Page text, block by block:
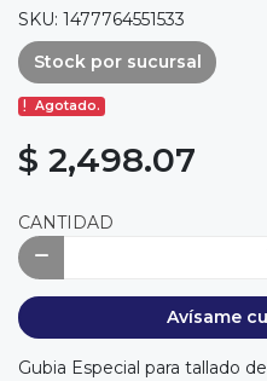
SKU: 1477764551533
Stock por sucursal
Agotado.
$ 2,498.07
CANTIDAD
Avísame
Gubia Especial para tallado